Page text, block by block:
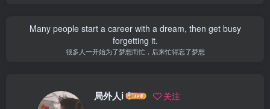
Many people start a career with a dream, then get busy
forgetting it.
很多人一开始为了梦想而忙，后来忙得忘了梦想
局外人i 关注